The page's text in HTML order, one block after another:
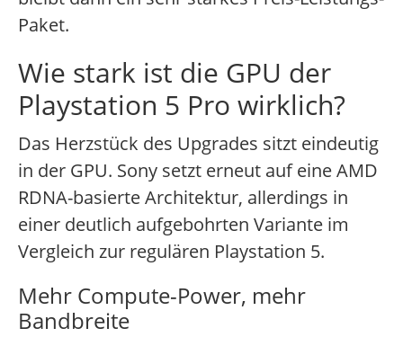
Paket.
Wie stark ist die GPU der
Playstation 5 Pro wirklich?
Das Herzstück des Upgrades sitzt eindeutig
in der GPU. Sony setzt erneut auf eine AMD
RDNA-basierte Architektur, allerdings in
einer deutlich aufgebohrten Variante im
Vergleich zur regulären Playstation 5.
Mehr Compute-Power, mehr
Bandbreite